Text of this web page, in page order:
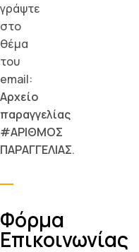
γράψτε
στο
θέμα
του
email:
Αρχείο
παραγγελίας
#ΑΡΙΘΜΟΣ
ΠΑΡΑΓΓΕΛΙΑΣ.
Φόρμα
Επικοινωνίας